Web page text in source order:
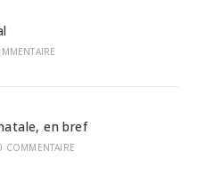
en bref
COMMENTAIRE